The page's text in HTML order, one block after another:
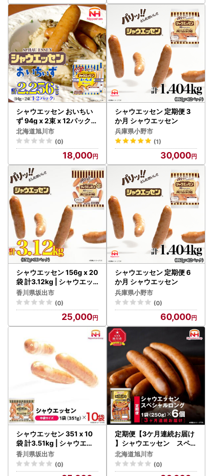
シャウエッセン おいちい
ず 94g x 2束 x 12パック|
シャウエッセン ウインナ
ー 北海道_05363
北海道旭川市
(0)
18,000
シャウエッセン 定期便 3
か月 シャウエッセン
兵庫県小野市
(1)
30,000
シャウエッセン 156g x 20
袋 計3.12kg | シャウエッ
セン ソーセージ ウインナ
ー
香川県坂出市
(0)
25,000
シャウエッセン 定期便 6
か月 シャウエッセン
兵庫県小野市
(0)
60,000
シャウエッセン 351 x 10
袋 計3.51kg | シャウエッ
セン ソーセージ ウインナ
ー
香川県坂出市
(0)
定期便【3ケ月連続お届け
】シャウエッセン スペシ
ャルロングセット| シャウ
エッセン ウインナー 北海
道_00606
北海道旭川市
(0)